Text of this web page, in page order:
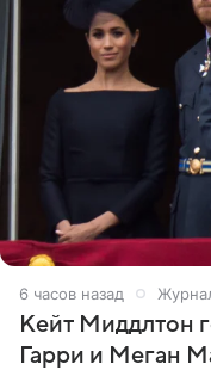
6 часов назад
Кейт Миддлтон
Гарри и Меган